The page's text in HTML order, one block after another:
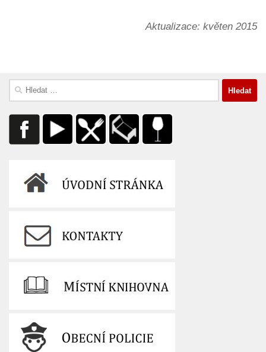
Aktualizace: květen 2015
Vyhledávání